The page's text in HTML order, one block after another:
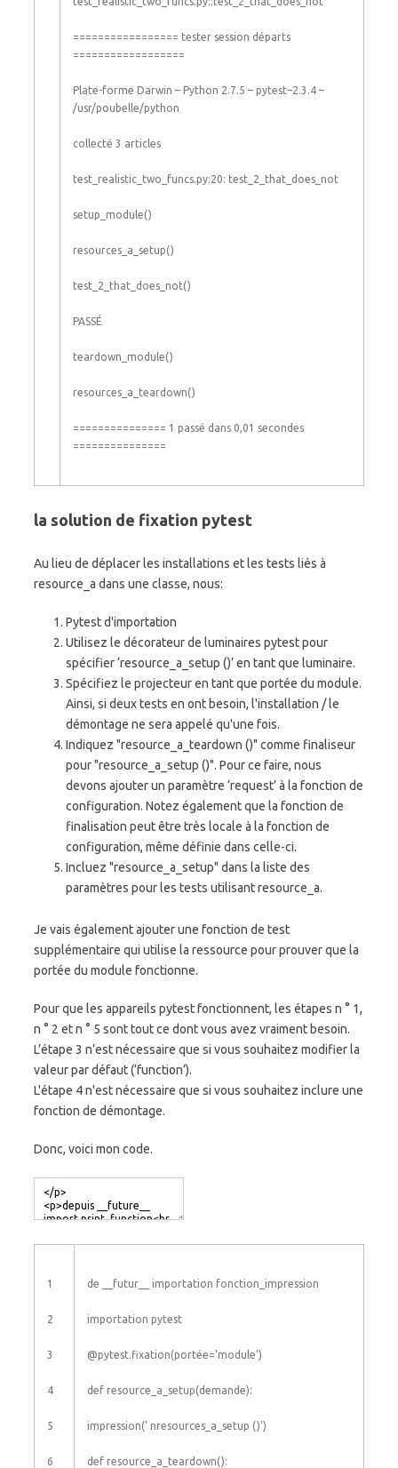
================= tester session départs
==================
Plate-forme Darwin – Python 2.7.5 – pytest–2.3.4 –
/usr/poubelle/python
collecté 3 articles
test_realistic_two_funcs.py:20: test_2_that_does_not
setup_module()
resources_a_setup()
test_2_that_does_not()
PASSÉ
teardown_module()
resources_a_teardown()
=============== 1 passé dans 0,01 secondes
===============
la solution de fixation pytest
Au lieu de déplacer les installations et les tests liés à
resource_a dans une classe, nous:
Pytest d'importation
Utilisez le décorateur de luminaires pytest pour
spécifier ‘resource_a_setup ()’ en tant que luminaire.
Spécifiez le projecteur en tant que portée du module.
Ainsi, si deux tests en ont besoin, l'installation / le
démontage ne sera appelé qu'une fois.
Indiquez "resource_a_teardown ()" comme finaliseur
pour "resource_a_setup ()". Pour ce faire, nous
devons ajouter un paramètre ‘request’ à la fonction de
configuration. Notez également que la fonction de
finalisation peut être très locale à la fonction de
configuration, même définie dans celle-ci.
Incluez "resource_a_setup" dans la liste des
paramètres pour les tests utilisant resource_a.
Je vais également ajouter une fonction de test
supplémentaire qui utilise la ressource pour prouver que la
portée du module fonctionne.
Pour que les appareils pytest fonctionnent, les étapes n ° 1,
n ° 2 et n ° 5 sont tout ce dont vous avez vraiment besoin.
L’étape 3 n’est nécessaire que si vous souhaitez modifier la
valeur par défaut (‘function’).
L'étape 4 n'est nécessaire que si vous souhaitez inclure une
fonction de démontage.
Donc, voici mon code.
1
2
3
4
5
6
de __futur__ importation fonction_impression
importation pytest
@pytest.fixation(portée='module')
def resource_a_setup(demande):
impression(' nresources_a_setup ()')
def resource_a_teardown():